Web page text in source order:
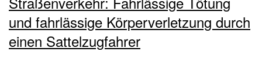
und fahrlässige Körperverletzung durch
einen Sattelzugfahrer